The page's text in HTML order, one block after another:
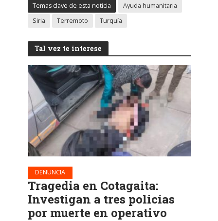
Temas clave de esta noticia
Ayuda humanitaria
Siria
Terremoto Turquía
Tal vez te interese
DENUNCIA
Tragedia en Cotagaita:
Investigan a tres policías
por muerte en operativo